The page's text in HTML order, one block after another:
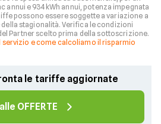
annui e 934 kWh annui, potenza impegnata
possono essere soggette a variazione a
stagionalità. Verifica le condizioni
Partner scelto prima della sottoscrizione.
e come calcoliamo il risparmio
le tariffe aggiornate
OFFERTE